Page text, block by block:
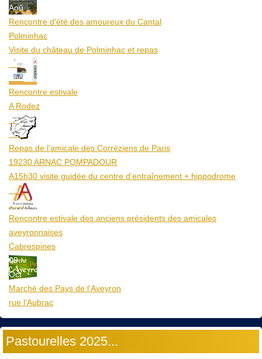
Aoû
Rencontre d'été des amoureux du Cantal
Polminhac
Visite du château de Polminhac et repas
12
Aoû
Rencontre estivale
A Rodez
23
Aoû
Repas de l'amicale des Corréziens de Paris
19230 ARNAC POMPADOUR
A15h30 visite guidée du centre d’entraînement + hippodrome
25
Aoû
Rencontre estivale des anciens présidents des amicales
aveyronnaises
Cabrespines
09
Oct
Marché des Pays de l’Aveyron
rue l'Aubrac
Pastourelles 2025...